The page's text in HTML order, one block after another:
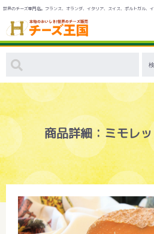
世界のチーズ専門店。フランス、オランダ、イタリア、スイス、ポルトガル、
商品詳細：ミモレ